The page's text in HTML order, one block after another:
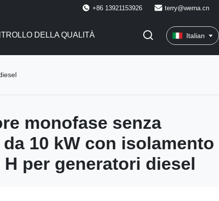
+86 13921153926 terry@werna.cn
DELLA QUALITÀ Italian
monofase senza
10 kW con isolamento
per generatori diesel